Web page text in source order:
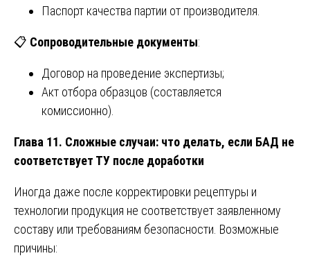
Паспорт качества партии от производителя.
📋 Сопроводительные документы:
Договор на проведение экспертизы;
Акт отбора образцов (составляется
комиссионно).
Глава 11. Сложные случаи: что делать, если БАД не
соответствует ТУ после доработки
Иногда даже после корректировки рецептуры и
технологии продукция не соответствует заявленному
составу или требованиям безопасности. Возможные
причины: